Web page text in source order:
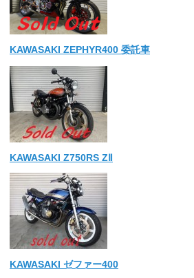
KAWASAKI ZEPHYR400 委託車
KAWASAKI Z750RS ZⅡ
KAWASAKI ゼファー400